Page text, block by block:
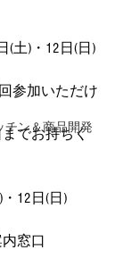
チン＆商品開発
(土)・12日(日)
参加いただけ
でお持ちく
12日(日)
窓口